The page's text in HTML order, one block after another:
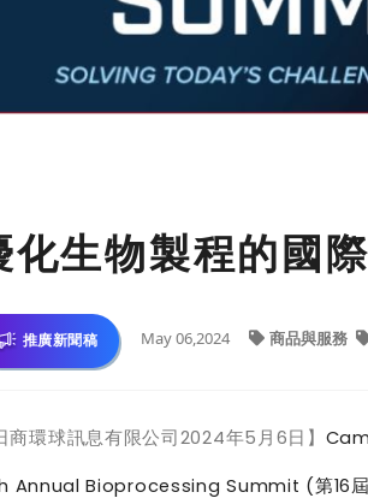
化生物製程的國
推廣新聞稿 May 06,2024 商品與服務
商環球訊息有限公司 2024年5月 6日】
Annual Bioprocessing Summit (第16